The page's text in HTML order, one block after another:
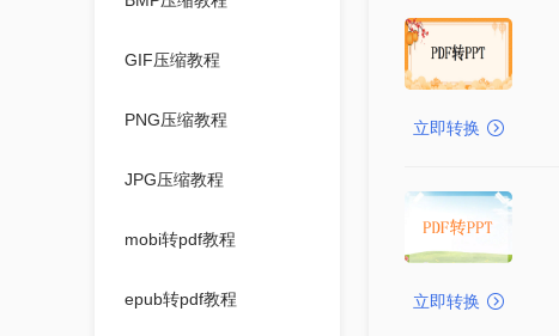
GIF压缩教程
PNG压缩教程
JPG压缩教程
mobi转pdf教程
epub转pdf教程
立即转换
立即转换